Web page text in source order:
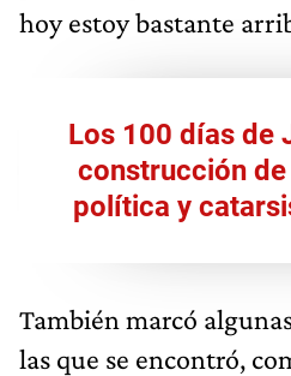
hoy estoy bastante
Los 100 días de
construcción
política y
También marcó
las que se encontró,